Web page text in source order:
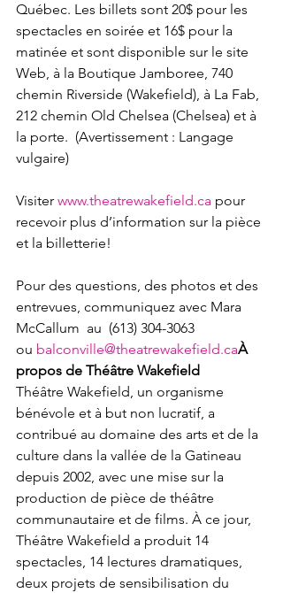
Québec. Les billets sont 20$ pour les
spectacles en soirée et 16$ pour la
matinée et sont disponible sur le site
Web, à la Boutique Jamboree, 740
chemin Riverside (Wakefield), à La Fab,
212 chemin Old Chelsea (Chelsea) et à
la porte.  (Avertissement : Langage
vulgaire)
Visiter www.theatrewakefield.ca pour
recevoir plus d’information sur la pièce
et la billetterie!
Pour des questions, des photos et des
entrevues, communiquez avec Mara
McCallum  au  (613) 304-3063
ou balconville@theatrewakefield.caÀ
Théâtre Wakefield, un organisme
bénévole et à but non lucratif, a
contribué au domaine des arts et de la
culture dans la vallée de la Gatineau
depuis 2002, avec une mise sur la
production de pièce de théâtre
communautaire et de films. À ce jour,
Théâtre Wakefield a produit 14
spectacles, 14 lectures dramatiques,
deux projets de sensibilisation du